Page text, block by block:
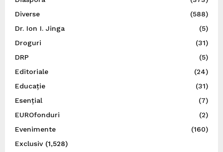
Diverse
(588)
Dr. Ion I. Jinga
(5)
Droguri
(31)
DRP
(5)
Editoriale
(24)
Educație
(31)
Esențial
(7)
EUROfonduri
(2)
Evenimente
(160)
Exclusiv(1,528)